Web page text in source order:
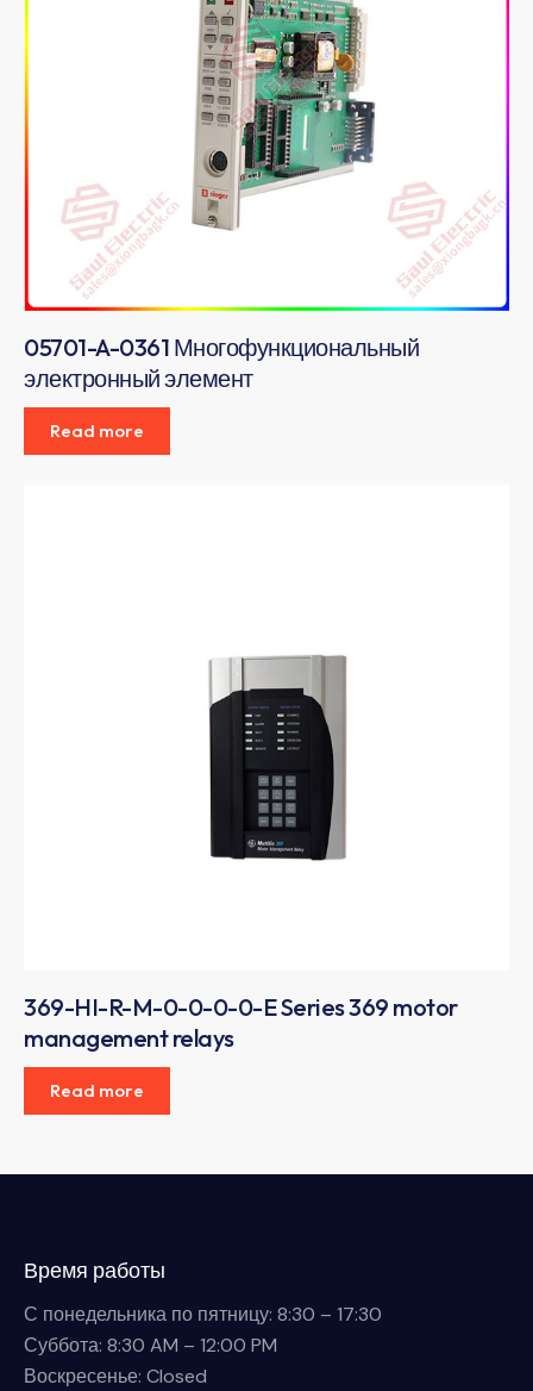
05701-A-0361 Многофункциональный
электронный элемент
Read more
369-HI-R-M-0-0-0-0-E Series 369 motor
management relays
Read more
Время работы
С понедельника по пятницу: 8:30 – 17:30
Суббота: 8:30 AM – 12:00 PM
Воскресенье: Closed